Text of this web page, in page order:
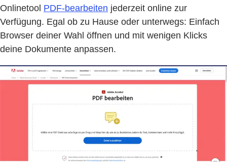
Onlinetool PDF-bearbeiten jederzeit online zur
Verfügung. Egal ob zu Hause oder unterwegs: Einfach
Browser deiner Wahl öffnen und mit wenigen Klicks
deine Dokumente anpassen.